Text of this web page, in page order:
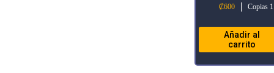
₡600 Copias 1
Añadir al
carrito